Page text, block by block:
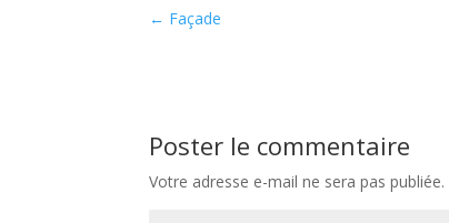
← Façade
Poster le commentaire
Votre adresse e-mail ne sera pas publiée.